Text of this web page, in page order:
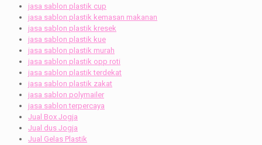
jasa sablon plastik cup
jasa sablon plastik kemasan makanan
jasa sablon plastik kresek
jasa sablon plastik kue
jasa sablon plastik murah
jasa sablon plastik opp roti
jasa sablon plastik terdekat
jasa sablon plastik zakat
jasa sablon polymailer
jasa sablon terpercaya
Jual Box Jogja
Jual dus Jogja
Jual Gelas Plastik